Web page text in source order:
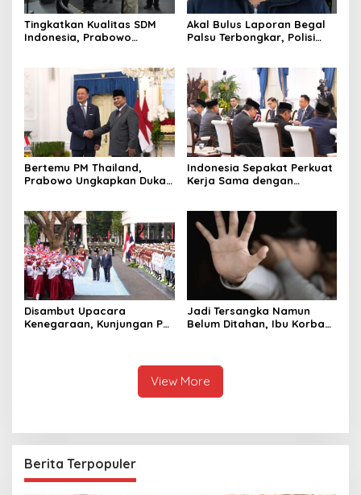
Tingkatkan Kualitas SDM
Indonesia, Prabowo
Terbaik Dunia
Akal Bulus Laporan Begal
Palsu Terbongkar, Polisi
Bertemu PM Thailand,
Prabowo Ungkapkan Duka
Raja Thailand
Indonesia Sepakat Perkuat
Kerja Sama dengan
Disambut Upacara
Kenegaraan, Kunjungan PM
Jadi Tersangka Namun
Belum Ditahan, Ibu Korban
Anaknya Hamil
View More
Berita Terpopuler